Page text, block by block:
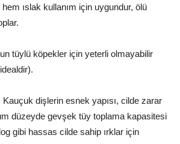
ıslak kullanım için uygundur, ölü
tüylü köpekler için yeterli olmayabilir
Kauçuk dişlerin esnek yapısı, cilde zarar
düzeyde gevşek tüy toplama kapasitesi
gibi hassas cilde sahip ırklar için